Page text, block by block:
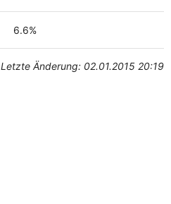
6.6%
Letzte Änderung: 02.01.2015 20:19